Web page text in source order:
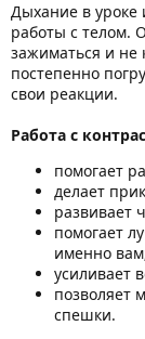
Дыхание в уроке
работы с телом.
зажиматься и не
постепенно
свои реакции.
Работа с
помогает
делает
развивает
помогает
именно
усиливает
позволяет
спешки.